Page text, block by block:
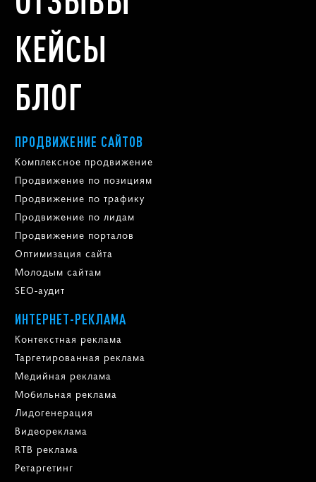
КЕЙСЫ
БЛОГ
ПРОДВИЖЕНИЕ САЙТОВ
Комплексное продвижение
Продвижение по позициям
Продвижение по трафику
Продвижение по лидам
Продвижение порталов
Оптимизация сайта
Молодым сайтам
SEO-аудит
ИНТЕРНЕТ-РЕКЛАМА
Контекстная реклама
Таргетированная реклама
Медийная реклама
Мобильная реклама
Лидогенерация
Видеореклама
RTB реклама
Ретаргетинг